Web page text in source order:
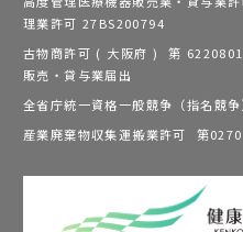
理業許可 27BS200794
古物商許可 ( 大阪府 ) 第
販売・貸与業届出
全省庁統一資格一般競争（指名競
産業廃棄物収集運搬業許可 第